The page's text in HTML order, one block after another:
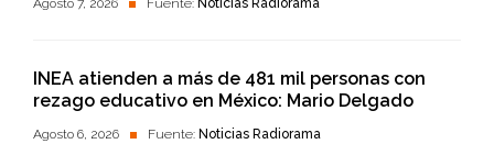
Agosto 7, 2026 Fuente: Noticias Radiorama
INEA atienden a más de 481 mil personas con
rezago educativo en México: Mario Delgado
Agosto 6, 2026 Fuente: Noticias Radiorama